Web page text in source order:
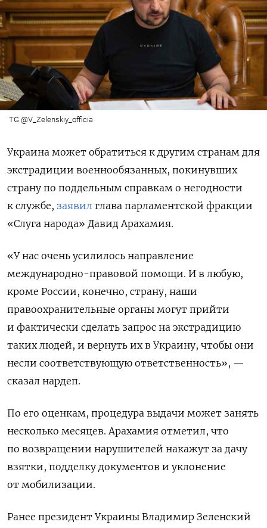
TG @V_Zelenskiy_officia
Украина может обратиться к другим странам для
экстрадиции военнообязанных, покинувших
страну по поддельным справкам о негодности
к службе, заявил глава парламентской фракции
«Слуга народа» Давид Арахамия.
«У нас очень усилилось направление
международно-правовой помощи. И в любую,
кроме России, конечно, страну, наши
правоохранительные органы могут прийти
и фактически сделать запрос на экстрадицию
таких людей, и вернуть их в Украину, чтобы они
несли соответствующую ответственность», —
сказал нардеп.
По его оценкам, процедура выдачи может занять
несколько месяцев. Арахамия отметил, что
по возвращении нарушителей накажут за дачу
взятки, подделку документов и уклонение
от мобилизации.
Ранее президент Украины Владимир Зеленский